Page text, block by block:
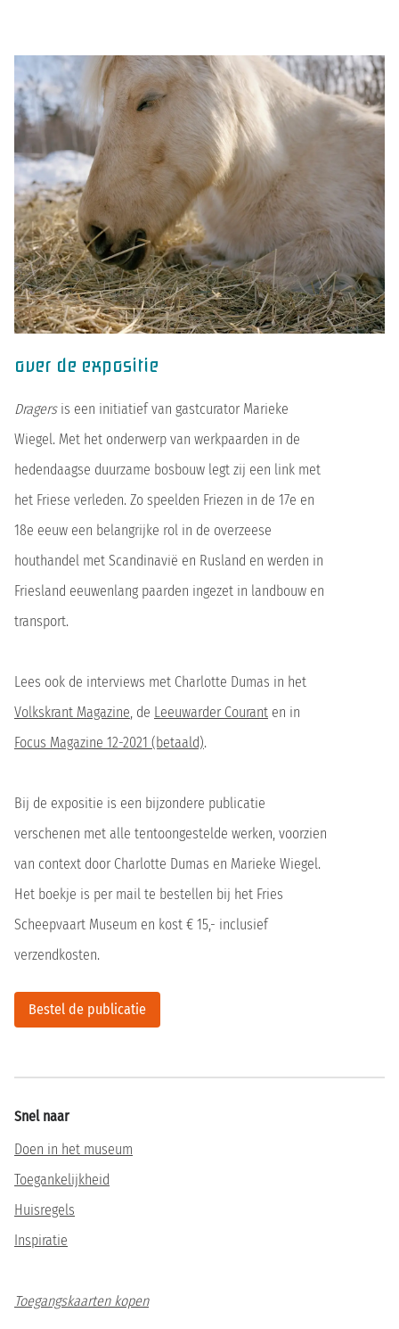
over de expositie
Dragersis een initiatief van gastcurator Marieke
Wiegel. Met het onderwerp van werkpaarden in de
hedendaagse duurzame bosbouw legt zij een link met
het Friese verleden. Zo speelden Friezen in de 17e en
18e eeuw een belangrijke rol in de overzeese
houthandel met Scandinavië en Rusland en werden in
Friesland eeuwenlang paarden ingezet in landbouw en
transport.
Lees ook de interviews met Charlotte Dumas in het
Volkskrant Magazine , de Leeuwarder Courant en in
Focus Magazine 12-2021 (betaald).
Bij de expositie is een bijzondere publicatie
verschenen met alle tentoongestelde werken, voorzien
van context door Charlotte Dumas en Marieke Wiegel.
Het boekje is per mail te bestellen bij het Fries
Scheepvaart Museum en kost € 15,- inclusief
verzendkosten.
Bestel de publicatie
Snel naar
Doen in het museum
Toegankelijkheid
Huisregels
Inspiratie
Toegangskaarten kopen